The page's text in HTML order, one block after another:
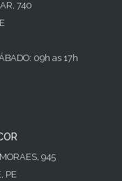
740
09h as 17h
945
PE